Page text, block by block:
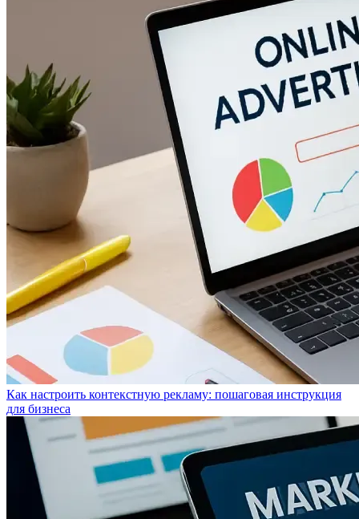
Как настроить контекстную рекламу: пошаговая инструкция
для бизнеса